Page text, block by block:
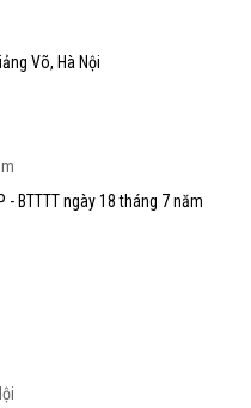
Võ, Hà Nội
BTTTT ngày 18 tháng 7 năm